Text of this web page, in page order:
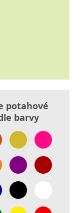
potahové
barvy